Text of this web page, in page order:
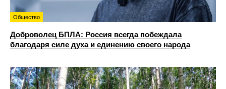
Общество
Доброволец БПЛА: Россия всегда побеждала
благодаря силе духа и единению своего народа